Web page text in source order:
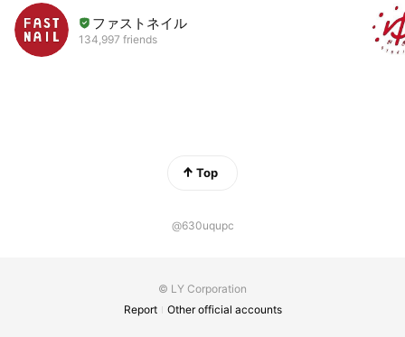
ファストネイル
134,997 friends
Top
@630uqupc
© LY Corporation
Report
Other official accounts